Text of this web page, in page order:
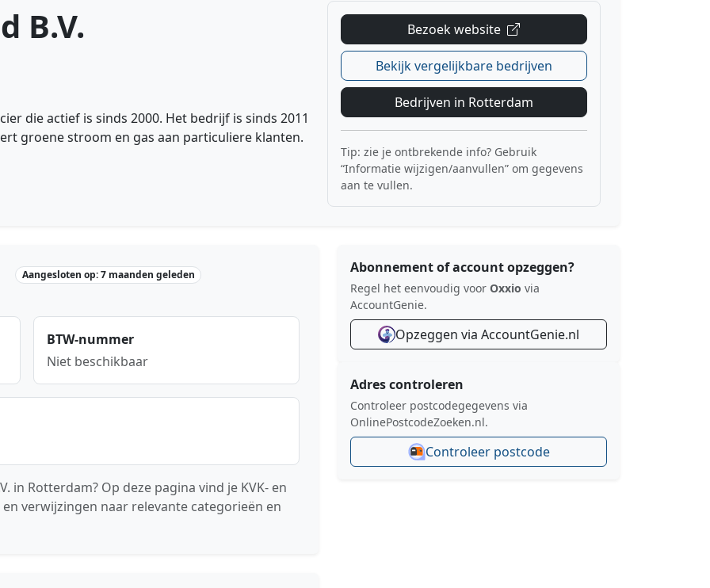
B.V.
die actief is sinds 2000. Het bedrijf is sinds 2011
groene stroom en gas aan particuliere klanten.
Bezoek website
Bekijk vergelijkbare bedrijven
Bedrijven in Rotterdam
Tip: zie je ontbrekende info? Gebruik
“Informatie wijzigen/aanvullen” om gegevens
aan te vullen.
Aangesloten op: 7 maanden geleden
BTW-nummer
Niet beschikbaar
in Rotterdam? Op deze pagina vind je KVK- en
verwijzingen naar relevante categorieën en
Abonnement of account opzeggen?
Regel het eenvoudig voor Oxxio via
AccountGenie.
Opzeggen via AccountGenie.nl
Adres controleren
Controleer postcodegegevens via
OnlinePostcodeZoeken.nl.
Controleer postcode